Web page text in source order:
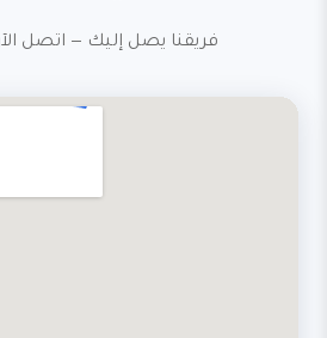
فريقنا يصل إليك — اتصل